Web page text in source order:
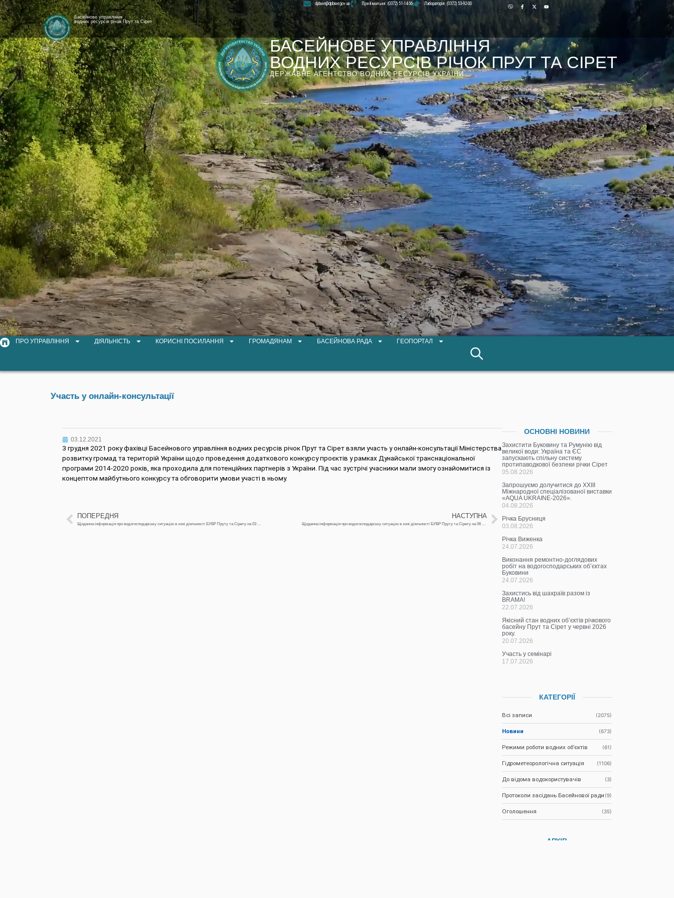
[newyear_garland]
Басейнове управління
водних ресурсів річок Прут та Сірет
Лабораторія: (0372) 53-92-00
dpbuvr@dpbuvr.gov.ua Приймальня: (0372) 51-14-56
БАСЕЙНОВЕ УПРАВЛІННЯ
ВОДНИХ РЕСУРСІВ РІЧОК ПРУТ ТА СІРЕТ
ДЕРЖАВНЕ АГЕНТСТВО ВОДНИХ РЕСУРСІВ УКРАЇНИ
ПРО УПРАВЛІННЯ ДІЯЛЬНІСТЬ КОРИСНІ ПОСИЛАННЯ ГРОМАДЯНАМ БАСЕЙНОВА РАДА ГЕОПОРТАЛ
Участь у онлайн-консультації
03.12.2021
3 грудня 2021 року фахівці Басейнового управління водних ресурсів річок Прут та Сірет взяли участь у онлайн-консультації Міністерства
розвитку громад та територій України щодо проведення додаткового конкурсу проєктів у рамках Дунайської транснаціональної
програми 2014-2020 років, яка проходила для потенційних партнерів з України. Під час зустрічі учасники мали змогу ознайомитися із
концептом майбутнього конкурсу та обговорити умови участі в ньому.
ПОПЕРЕДНЯ
Щоденна інформація про водогосподарську ситуацію в зоні діяльності БУВР Пруту та Сірету на 03 грудня 2021 року
НАСТУПНА
Щоденна інформація про водогосподарську ситуацію в зоні діяльності БУВР Пруту та Сірету на 06 грудня 2021 року
ОСНОВНІ НОВИНИ
Захистити Буковину та Румунію від
великої води: Україна та ЄС
запускають спільну систему
протипаводкової безпеки річки Сірет
05.08.2026
Запрошуємо долучитися до ХХІІІ
Міжнародної спеціалізованої виставки
«AQUA UKRAINE-2026».
04.08.2026
Річка Брусниця
03.08.2026
Річка Виженка
24.07.2026
Виконання ремонтно-доглядових
робіт на водогосподарських об’єктах
Буковини
24.07.2026
Захистись від шахраїв разом із
BRAMA!
22.07.2026
Якісний стан водних об’єктів річкового
басейну Прут та Сірет у червні 2026
року.
20.07.2026
Участь у семінарі
17.07.2026
КАТЕГОРІЇ
Всі записи (2075)
Новини (673)
Режими роботи водних об’єктів (61)
Гідрометеорологічна ситуація (1106)
До відома водокористувачів (3)
Протоколи засідань Басейнової ради (9)
Оголошення (35)
АРХІВ